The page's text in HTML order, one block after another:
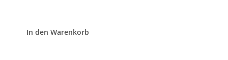
In den Warenkorb